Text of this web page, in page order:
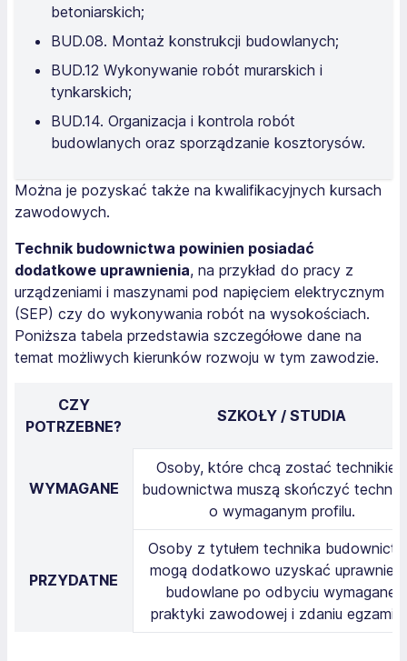
betoniarskich;
BUD.08. Montaż konstrukcji budowlanych;
BUD.12 Wykonywanie robót murarskich i
tynkarskich;
BUD.14. Organizacja i kontrola robót
budowlanych oraz sporządzanie kosztorysów.
Można je pozyskać także na kwalifikacyjnych kursach
zawodowych.
Technik budownictwa powinien posiadać
dodatkowe uprawnienia, na przykład do pracy z
urządzeniami i maszynami pod napięciem elektrycznym
(SEP) czy do wykonywania robót na wysokościach.
Poniższa tabela przedstawia szczegółowe dane na
temat możliwych kierunków rozwoju w tym zawodzie.
CZY
POTRZEBNE?
SZKOŁY / STUDIA
WYMAGANE
Osoby, które chcą zostać technikiem
budownictwa muszą skończyć
o wymaganym profilu.
PRZYDATNE
Osoby z tytułem technika
mogą dodatkowo uzyskać
budowlane po odbyciu wymaganej
praktyki zawodowej i zdaniu